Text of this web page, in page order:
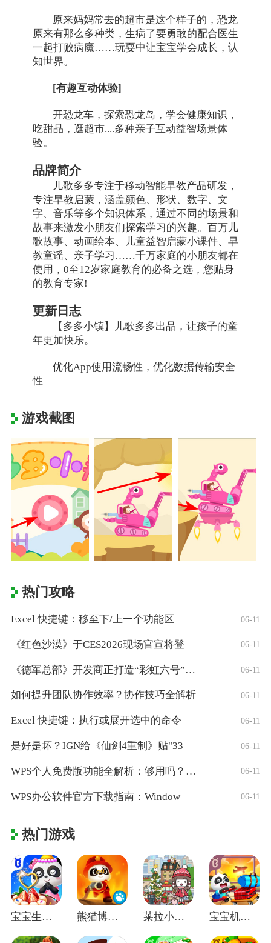
原来妈妈常去的超市是这个样子的，恐龙
原来有那么多种类，生病了要勇敢的配合医生
一起打败病魔……玩耍中让宝宝学会成长，认
知世界。
[有趣互动体验]
开恐龙车，探索恐龙岛，学会健康知识，
吃甜品，逛超市....多种亲子互动益智场景体
验。
品牌简介
儿歌多多专注于移动智能早教产品研发，
专注早教启蒙，涵盖颜色、形状、数字、文
字、音乐等多个知识体系，通过不同的场景和
故事来激发小朋友们探索学习的兴趣。百万儿
歌故事、动画绘本、儿童益智启蒙小课件、早
教童谣、亲子学习……千万家庭的小朋友都在
使用，0至12岁家庭教育的必备之选，您贴身
的教育专家!
更新日志
【多多小镇】儿歌多多出品，让孩子的童
年更加快乐。
优化App使用流畅性，优化数据传输安全
性
游戏截图
热门攻略
Excel 快捷键：移至下/上一个功能区 06-11
《红色沙漠》于CES2026现场官宣将登 06-11
《德军总部》开发商正打造“彩虹六号”风格 06-11
如何提升团队协作效率？协作技巧全解析 06-11
Excel 快捷键：执行或展开选中的命令 06-11
是好是坏？IGN给《仙剑4重制》贴"33 06-11
WPS个人免费版功能全解析：够用吗？适合 06-11
WPS办公软件官方下载指南：Window 06-11
热门游戏
宝宝生日派对宝宝巴士 熊猫博士消防队游戏 莱拉小镇我的世界凡达小镇世界 宝宝机场宝宝巴士